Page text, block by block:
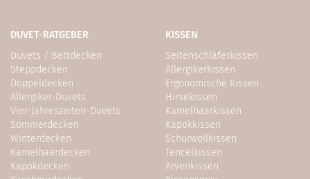
DUVET-RATGEBER
Duvets / Bettdecken
Steppdecken
Doppeldecken
Allergiker-Duvets
Vier-Jahreszeiten-Duvets
Sommerdecken
Winterdecken
Kamelhaardecken
Kapokdecken
KISSEN
Seitenschläferkissen
Allergikerkissen
Ergonomische Kissen
Hirsekissen
Kamelhaarkissen
Kapokkissen
Schurwollkissen
Tencelkissen
Arvenkissen